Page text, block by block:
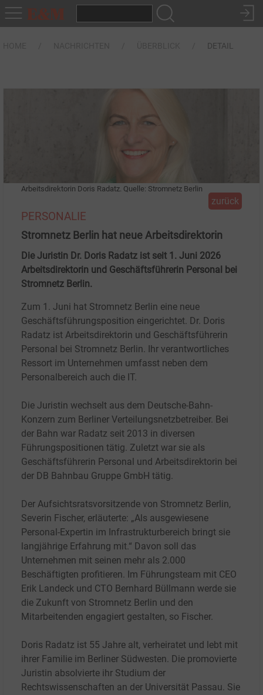
DETAIL
Arbeitsdirektorin Doris Radatz. Quelle: Stromnetz Berlin
zurück
PERSONALIE
Stromnetz Berlin hat neue Arbeitsdirektorin
Die Juristin Dr. Doris Radatz ist seit 1. Juni 2026
Arbeitsdirektorin und Geschäftsführerin Personal bei
Stromnetz Berlin.
Zum 1. Juni hat Stromnetz Berlin eine neue
Geschäftsführungsposition eingerichtet. Dr. Doris
Radatz ist Arbeitsdirektorin und Geschäftsführerin
Personal bei Stromnetz Berlin. Ihr verantwortliches
Ressort im Unternehmen umfasst neben dem
Personalbereich auch die IT.
Die Juristin wechselt aus dem Deutsche-Bahn-
Konzern zum Berliner Verteilungsnetzbetreiber. Bei
der Bahn war Radatz seit 2013 in diversen
Führungspositionen tätig. Zuletzt war sie als
Geschäftsführerin Personal und Arbeitsdirektorin bei
der DB Bahnbau Gruppe GmbH tätig.
Der Aufsichtsratsvorsitzende von Stromnetz Berlin,
Severin Fischer, erläuterte: „Als ausgewiesene
Personal-Expertin im Infrastrukturbereich bringt sie
langjährige Erfahrung mit.“ Davon soll das
Unternehmen mit seinen mehr als 2.000
Beschäftigten profitieren. Im Führungsteam mit CEO
Erik Landeck und CTO Bernhard Büllmann werde sie
die Zukunft von Stromnetz Berlin und den
Mitarbeitenden engagiert gestalten, so Fischer.
Doris Radatz ist 55 Jahre alt, verheiratet und lebt mit
ihrer Familie im Berliner Südwesten. Die promovierte
Juristin absolvierte ihr Studium der
Rechtswissenschaften an der Universität Passau. Sie